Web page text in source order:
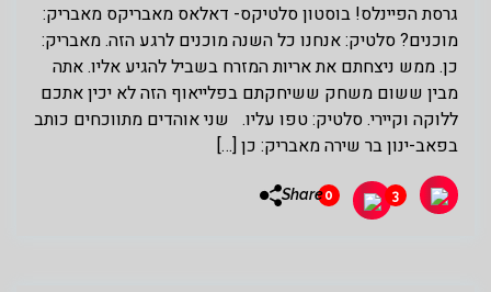
גרסת הפיינלס! בוסטון סלטיקס- דאלאס מאבריקס מאבריק:
מוכנים? סלטיק: אנחנו כל השנה מוכנים לרגע הזה. מאבריק:
כן. ממש ניצחתם את אריות המזרח בשביל להגיע אליו. אתה
מבין ששום משחק ששיחקתם בפלייאוף הזה לא יכין אתכם
ללוקה וקיירי. סלטיק: טפו עליו. שני אוהדים מתווכחים כותב
בפאב-ינון בר שירה מאבריק: כן […]
3
0
Share